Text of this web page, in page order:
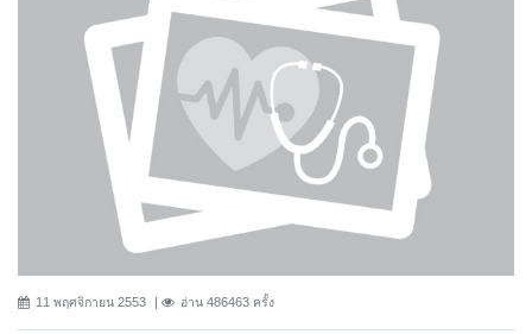
11 พฤศจิกายน 2553 อ่าน 486463 ครั้ง